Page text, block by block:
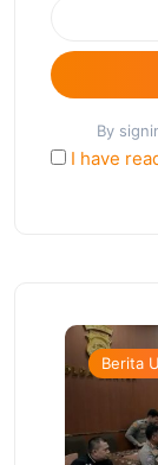
By
I have
Berita